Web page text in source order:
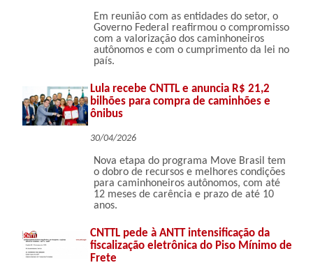
Em reunião com as entidades do setor, o
Governo Federal reafirmou o compromisso
com a valorização dos caminhoneiros
autônomos e com o cumprimento da lei no
país.
Lula recebe CNTTL e anuncia R$ 21,2
bilhões para compra de caminhões e
ônibus
30/04/2026
Nova etapa do programa Move Brasil tem
o dobro de recursos e melhores condições
para caminhoneiros autônomos, com até
12 meses de carência e prazo de até 10
anos.
CNTTL pede à ANTT intensificação da
fiscalização eletrônica do Piso Mínimo de
Frete